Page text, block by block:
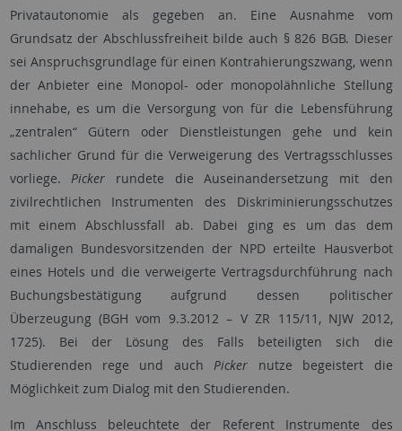
Privatautonomie als gegeben an. Eine Ausnahme vom
Grundsatz der Abschlussfreiheit bilde auch § 826 BGB. Dieser
sei Anspruchsgrundlage für einen Kontrahierungszwang, wenn
der Anbieter eine Monopol- oder monopolähnliche Stellung
innehabe, es um die Versorgung von für die Lebensführung
„zentralen“ Gütern oder Dienstleistungen gehe und kein
sachlicher Grund für die Verweigerung des Vertragsschlusses
vorliege.Picker rundete die Auseinandersetzung mit den
zivilrechtlichen Instrumenten des Diskriminierungsschutzes
mit einem Abschlussfall ab. Dabei ging es um das dem
damaligen Bundesvorsitzenden der NPD erteilte Hausverbot
eines Hotels und die verweigerte Vertragsdurchführung nach
Buchungsbestätigung aufgrund dessen politischer
Überzeugung (BGH vom 9.3.2012 – V ZR 115/11, NJW 2012,
1725). Bei der Lösung des Falls beteiligten sich die
Studierenden rege und auchPicker nutze begeistert die
Möglichkeit zum Dialog mit den Studierenden.
Im Anschluss beleuchtete der Referent Instrumente des